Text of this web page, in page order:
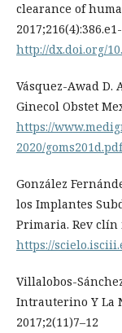
clearance of
http://dx.doi.org/
Vásquez-Awad D.
Ginecol Obstet
https://
2020/goms201d.pdf
González
los Implantes
Primaria. Rev clín
https://
Villalobos-
Intrauterino Y La
2017;2(11)7–12